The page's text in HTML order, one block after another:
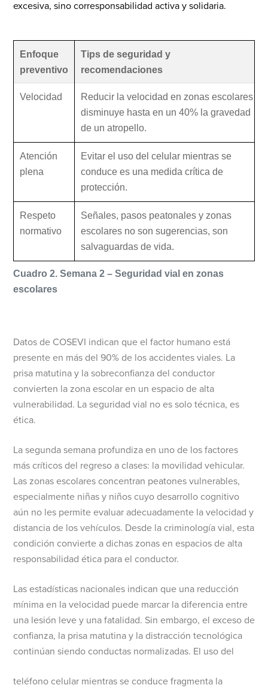
excesiva, sino corresponsabilidad activa y solidaria.
Cuadro 2. Semana 2 – Seguridad vial en zonas
escolares
Enfoque
preventivo
Tips de seguridad y
recomendaciones
Velocidad
Reducir la velocidad en zonas escolares
disminuye hasta en un 40% la gravedad
de un atropello.
Atención
plena
Evitar el uso del celular mientras se
conduce es una medida crítica de
protección.
Respeto
normativo
Señales, pasos peatonales y zonas
escolares no son sugerencias, son
salvaguardas de vida.
Datos de COSEVI indican que el factor humano está
presente en más del 90% de los accidentes viales. La
prisa matutina y la sobreconfianza del conductor
convierten la zona escolar en un espacio de alta
vulnerabilidad. La seguridad vial no es solo técnica, es
ética.
La segunda semana profundiza en uno de los factores
más críticos del regreso a clases: la movilidad vehicular.
Las zonas escolares concentran peatones vulnerables,
especialmente niñas y niños cuyo desarrollo cognitivo
aún no les permite evaluar adecuadamente la velocidad y
distancia de los vehículos. Desde la criminología vial, esta
condición convierte a dichas zonas en espacios de alta
responsabilidad ética para el conductor.
Las estadísticas nacionales indican que una reducción
mínima en la velocidad puede marcar la diferencia entre
una lesión leve y una fatalidad. Sin embargo, el exceso de
confianza, la prisa matutina y la distracción tecnológica
continúan siendo conductas normalizadas. El uso del
teléfono celular mientras se conduce fragmenta la